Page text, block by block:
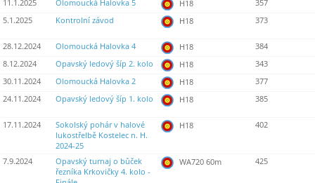
11.1.2025 Olomoucká Halovka 5 H18
357
5.1.2025
Kontrolní závod H18 373
28.12.2024 Olomoucká Halovka 4 H18
384
8.12.2024
Opavský ledový šíp 2. kolo H18
343
30.11.2024
Olomoucká Halovka 2 H18
377
24.11.2024
Opavský ledový šíp 1. kolo H18 385
17.11.2024
Sokolský pohár v halové
lukostřelbě Kostelec n. H.
2024-25
H18 402
7.9.2024
Opavský turnaj o bůček
řezníka Krkovičky 4. kolo -
WA720 60m 425